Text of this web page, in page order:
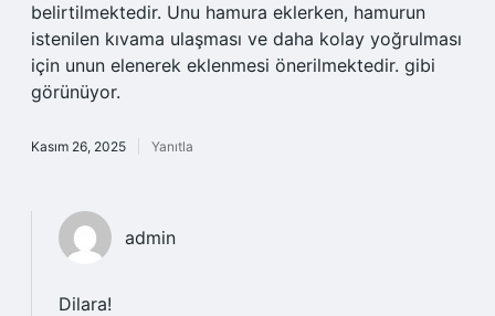
belirtilmektedir. Unu hamura eklerken, hamurun
istenilen kıvama ulaşması ve daha kolay yoğrulması
için unun elenerek eklenmesi önerilmektedir. gibi
görünüyor.
Kasım 26, 2025 Yanıtla
admin
Dilara!